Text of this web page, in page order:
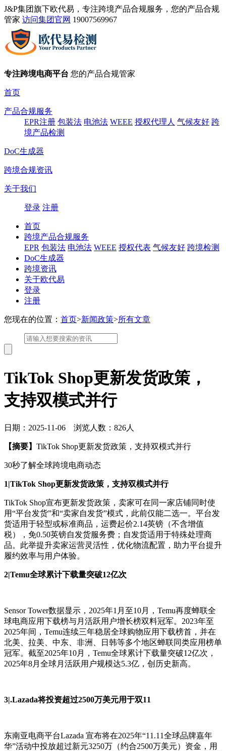
J&P集团旗下欧代易，专注跨境产品合规服务，您的产品合规
管家 访问集团官网 19007569967
专注跨境电商平台 您的产品合规管家
首页
产品合规服务
EPR注册 包装法 电池法 WEEE 授权代理人 气候友好 跨
境产品检测
DoC生成器
跨境合规资讯
关于我们
登录 注册
首页
跨境产品合规服务
EPR 包装法 电池法 WEEE 授权代表 气候友好 跨境检测
DoC生成器
跨境资讯
关于欧代易
登录
注册
您现在的位置： 首页>新闻政策>所有文章
TikTok Shop更新发货政策，
支持双模式并行
日期：2025-11-06 浏览人数：826人
【摘要】 TikTok Shop更新发货政策，支持双模式并行
30秒了解全球跨境电商动态
1|TikTok Shop更新发货政策，支持双模式并行
TikTok Shop宣布更新发货政策，卖家可在同一家店铺同时使
用“平台发货”和“卖家自发货”模式，此前仅能二选一。平台发
货适用于轻型或标准商品，运费起价2.14英镑（不含增值
税），免0.50英镑自发货服务费；自发货适用于特殊处理商
品。此举提升卖家运营灵活性，优化物流配置，助力平台提升
履约效率与用户体验。
2|Temu全球累计下载量突破12亿次
Sensor Tower数据显示，2025年1月至10月，Temu再度蝉联全
球电商应用下载榜与月活跃用户增长榜双料冠军。2023年至
2025年间，Temu连续三年稳居全球购物应用下载榜首，并在
北美、拉美、中东、非洲、日韩等多个地区蝉联同类应用榜单
冠军。截至2025年10月，Temu全球累计下载量突破12亿次，
2025年8月全球月活跃用户规模达5.3亿，创历史新高。
3|.Lazada将投资超过2500万美元用于双11
东南亚电商平台Lazada 宣布将在2025年“11.11全球品牌嘉年
华”活动中投放超过新元3250万（约合2500万美元）资金，用